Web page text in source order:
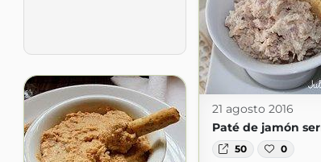
21 agosto 2016
Paté de jamón
50 0